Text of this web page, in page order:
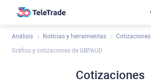
Análisis Noticias y herramientas Cotizaciones
Gráfico y cotizaciones de GBPAUD
Cotizaciones